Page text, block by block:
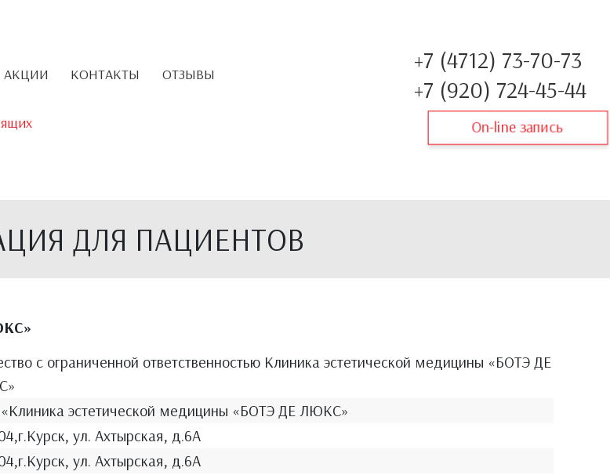
АКЦИИ КОНТАКТЫ ОТЗЫВЫ
+7 (4712) 73-70-73
+7 (920) 724-45-44
On-line запись
ДЛЯ ПАЦИЕНТОВ
с ограниченной ответственностью Клиника эстетической медицины «БОТЭ ДЕ
эстетической медицины «БОТЭ ДЕ ЛЮКС»
ул. Ахтырская, д.6А
ул. Ахтырская, д.6А